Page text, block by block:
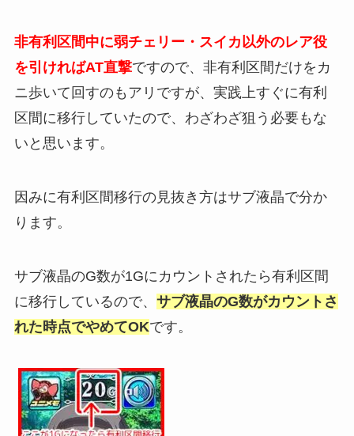
非有利区間中に弱チェリー・スイカ以外のレア役
を引ければAT直撃ですので、非有利区間だけをカ
ニ歩いて回すのもアリですが、実践上すぐに有利
区間に移行していたので、わざわざ狙う必要もな
いと思います。
因みに有利区間移行の見抜き方はサブ液晶で分か
ります。
サブ液晶のG数が1Gにカウントされたら有利区間
に移行しているので、 サブ液晶のG数がカウントさ
れた時点でやめてOKです。